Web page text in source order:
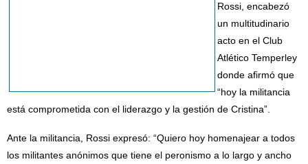
Rossi, encabezó
un multitudinario
acto en el Club
Atlético Temperley
donde afirmó que
“hoy la militancia
está comprometida con el liderazgo y la gestión de Cristina”.
Ante la militancia, Rossi expresó: “Quiero hoy homenajear a todos
los militantes anónimos que tiene el peronismo a lo largo y ancho